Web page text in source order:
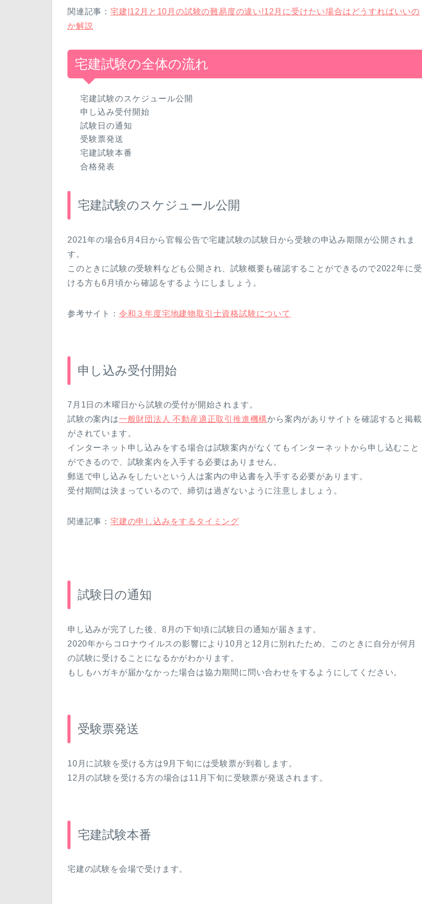
関連記事： 宅建|12月と10月の試験の難易度の違い!12月に受けたい場合はどうすればいいの
か解説
宅建試験の全体の流れ
宅建試験のスケジュール公開
申し込み受付開始
試験日の通知
受験票発送
宅建試験本番
合格発表
宅建試験のスケジュール公開
2021年の場合6月4日から官報公告で宅建試験の試験日から受験の申込み期限が公開されま
す。
このときに試験の受験料なども公開され、試験概要も確認することができるので2022年に受
ける方も6月頃から確認をするようにしましょう。
参考サイト： 令和３年度宅地建物取引士資格試験について
申し込み受付開始
7月1日の木曜日から試験の受付が開始されます。
試験の案内は一般財団法人 不動産適正取引推進機構から案内がありサイトを確認すると掲載
がされています。
インターネット申し込みをする場合は試験案内がなくてもインターネットから申し込むこと
ができるので、試験案内を入手する必要はありません。
郵送で申し込みをしたいという人は案内の申込書を入手する必要があります。
受付期間は決まっているので、締切は過ぎないように注意しましょう。
関連記事： 宅建の申し込みをするタイミング
試験日の通知
申し込みが完了した後、8月の下旬頃に試験日の通知が届きます。
2020年からコロナウイルスの影響により10月と12月に別れたため、このときに自分が何月
の試験に受けることになるかがわかります。
もしもハガキが届かなかった場合は協力期間に問い合わせをするようにしてください。
受験票発送
10月に試験を受ける方は9月下旬には受験票が到着します。
12月の試験を受ける方の場合は11月下旬に受験票が発送されます。
宅建試験本番
宅建の試験を会場で受けます。